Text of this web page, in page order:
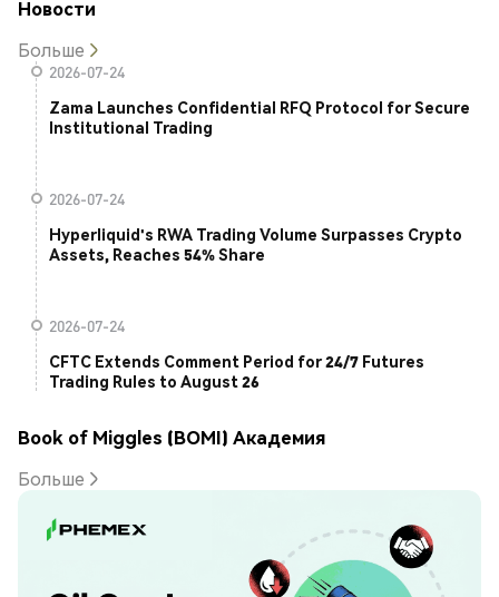
Новости
Больше
2026-07-24
Zama Launches Confidential RFQ Protocol for Secure
Institutional Trading
2026-07-24
Hyperliquid's RWA Trading Volume Surpasses Crypto
Assets, Reaches 54% Share
2026-07-24
CFTC Extends Comment Period for 24/7 Futures
Trading Rules to August 26
Book of Miggles (BOMI) Академия
Больше